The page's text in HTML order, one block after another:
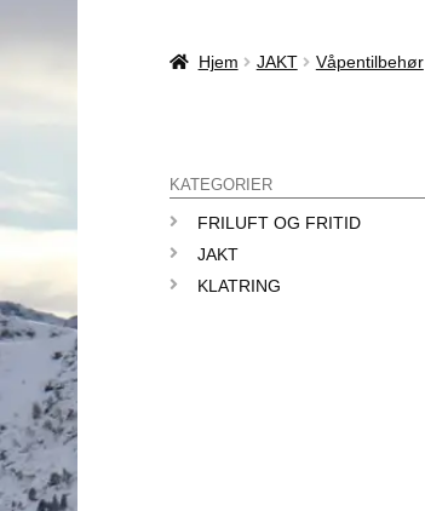
Hjem JAKT Våpentilbehør
KATEGORIER
FRILUFT OG FRITID
JAKT
KLATRING